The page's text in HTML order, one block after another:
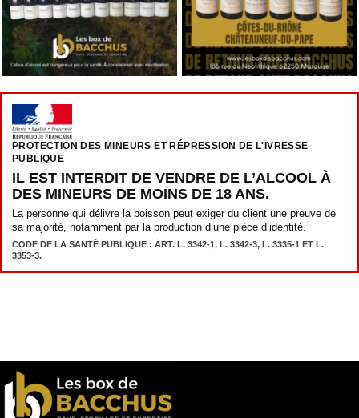
PROTECTION DES MINEURS ET RÉPRESSION DE L'IVRESSE
PUBLIQUE
IL EST INTERDIT DE VENDRE DE L’ALCOOL À
DES MINEURS DE MOINS DE 18 ANS.
La personne qui délivre la boisson peut exiger du client une preuve de
sa majorité, notamment par la production d’une pièce d’identité.
CODE DE LA SANTÉ PUBLIQUE : ART. L. 3342-1, L. 3342-3, L. 3335-1 ET L.
3353-3.